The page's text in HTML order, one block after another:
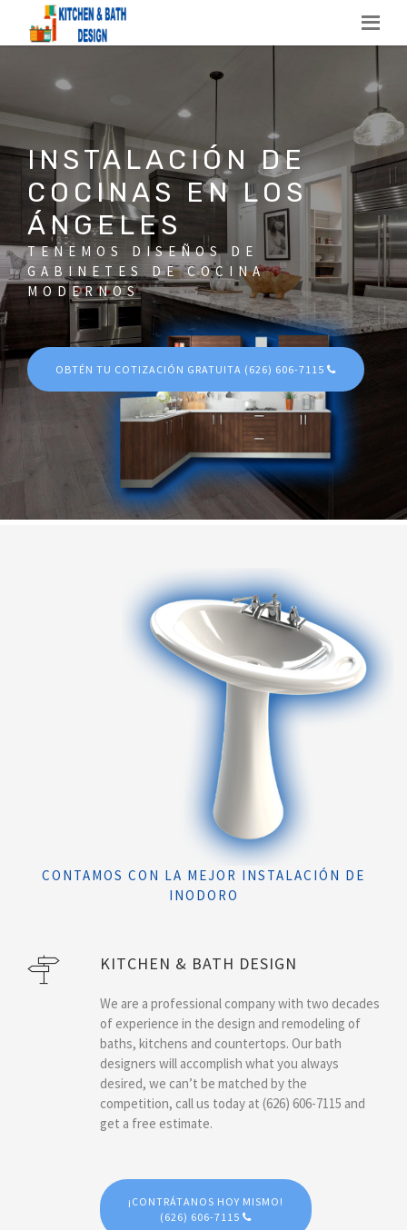
INSTALACIÓN DE
COCINAS EN LOS
ÁNGELES
TENEMOS DISEÑOS DE
GABINETES DE COCINA
MODERNOS
OBTÉN TU COTIZACIÓN GRATUITA (626) 606-7115
CONTAMOS CON LA MEJOR INSTALACIÓN DE
INODORO
KITCHEN & BATH DESIGN
We are a professional company with two decades
of experience in the design and remodeling of
baths, kitchens and countertops. Our bath
designers will accomplish what you always
desired, we can’t be matched by the
competition, call us today at (626) 606-7115 and
get a free estimate.
¡CONTRÁTANOS HOY MISMO!
(626) 606-7115